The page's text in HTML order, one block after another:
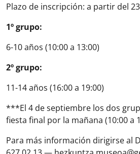
Plazo de inscripción: a partir del
1º grupo:
6-10 años (10:00 a 13:00)
2º grupo:
11-14 años (16:00 a 19:00)
***El 4 de septiembre los dos
fiesta final por la mañana (10:00 a
Para más información dirigirse al